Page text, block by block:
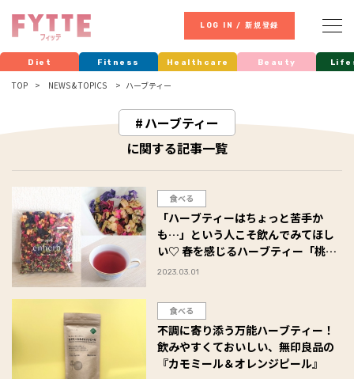
LOG IN / 新規登録
Diet Fitness Healthcare Beauty
TOP NEWS & TOPICS ハーブティー
ハーブティー
に関する記事一覧
食べる
「ハーブティーはちょっと苦手か
も…」という人こそ飲んでみてほし
い♡ 春を感じるハーブティー「桃ロ
ーズヒップ茶」 #Omezaトーク
2023.03.01
食べる
不調に寄り添う万能ハーブティー！
飲みやすくておいしい、無印良品の
『カモミール＆オレンジピール』